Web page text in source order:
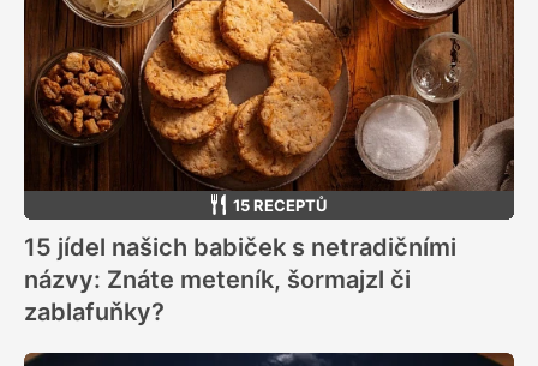
15 RECEPTŮ
15 jídel našich babiček s netradičními
názvy: Znáte meteník, šormajzl či
zablafuňky?